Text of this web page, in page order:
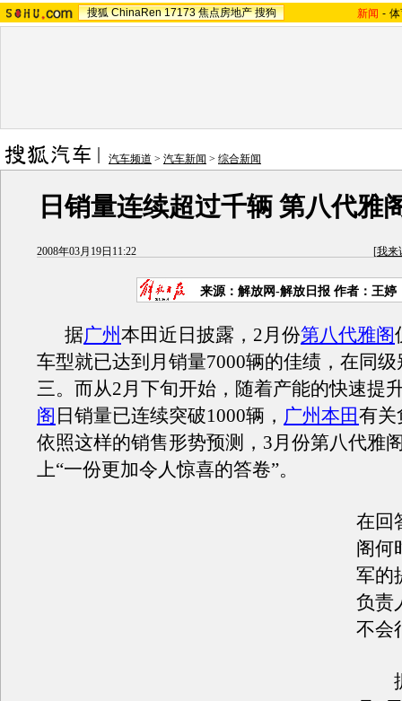
搜狐 ChinaRen 17173 焦点房地产 搜狗 新闻 -
汽车频道 > 汽车新闻 > 综合新闻
日销量连续超过千辆 第八代雅
2008年03月19日11:22 [我来
来源：解放网-解放日报 作者：王婷
据广州本田近日披露，2月份第八代雅阁
车型就已达到月销量7000辆的佳绩，在同
三。而从2月下旬开始，随着产能的快速提
阁 日销量已连续突破1000辆， 广州本田有关
依照这样的销售形势预测，3月份第八代雅
上“一份更加令人惊喜的答卷”。
在回
阁何
军的
负责
不会
据